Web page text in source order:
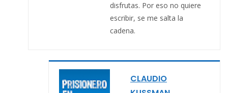
disfrutas. Por eso no quiere
escribir, se me salta la
cadena.
CLAUDIO